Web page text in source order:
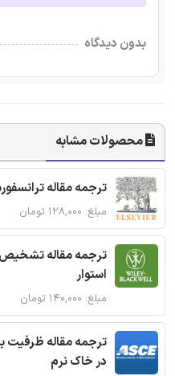
بدون دیدگاه
محصولات مشابه
ترجمه مقاله
مبلغ: ۱۲۸,۰۰۰ تومان
ترجمه مقاله تشخیص
استوار
مبلغ: ۱۴۰,۰۰۰ تومان
ترجمه مقاله ظرفیت
در خاک نرم